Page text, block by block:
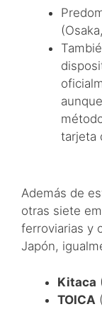
tarjeta
Además de
otras siete
ferroviarias y
Japón,
Kitaca
TOICA